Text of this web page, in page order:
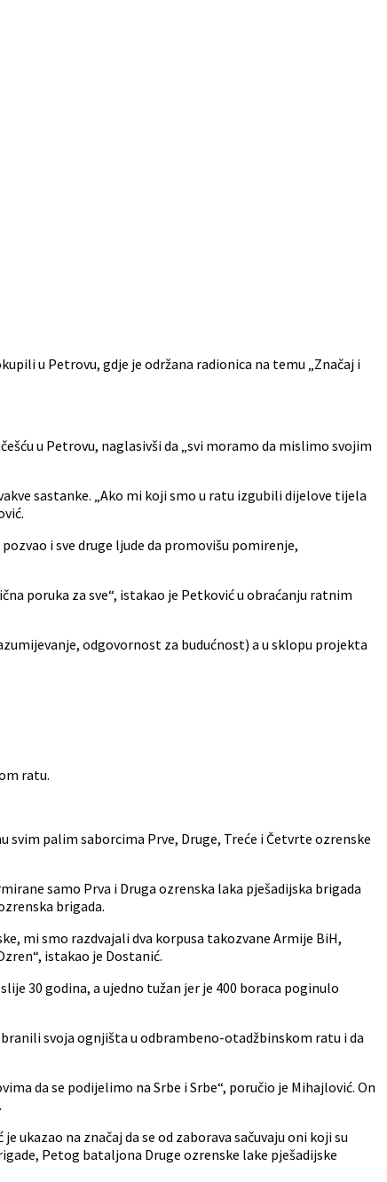
u Petrovu, gdje je održana radionica na temu „Značaj i
u Petrovu, naglasivši da „svi moramo da mislimo svojim
sastanke. „Ako mi koji smo u ratu izgubili dijelove tijela
i sve druge ljude da promovišu pomirenje,
poruka za sve“, istakao je Petković u obraćanju ratnim
odgovornost za budućnost) a u sklopu projekta
ratu.
palim saborcima Prve, Druge, Treće i Četvrte ozrenske
samo Prva i Druga ozrenska laka pješadijska brigada
brigada.
mi smo razdvajali dva korpusa takozvane Armije BiH,
istakao je Dostanić.
30 godina, a ujedno tužan jer je 400 boraca poginulo
svoja ognjišta u odbrambeno-otadžbinskom ratu i da
da se podijelimo na Srbe i Srbe“, poručio je Mihajlović. On
na značaj da se od zaborava sačuvaju oni koji su
Petog bataljona Druge ozrenske lake pješadijske